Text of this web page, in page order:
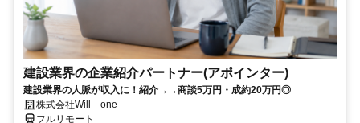
建設業界の企業紹介パートナー(アポインター)
建設業界の人脈が収入に！紹介→→商談5万円・成約20万円◎
株式会社Will one
フルリモート